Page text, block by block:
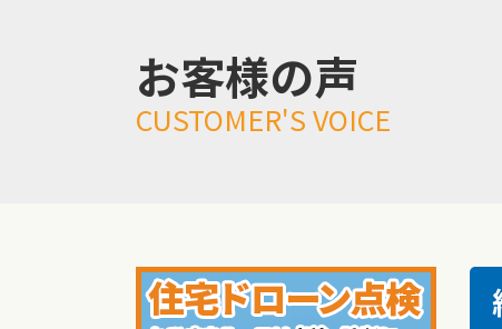
お客様の声
CUSTOMER'S VOICE